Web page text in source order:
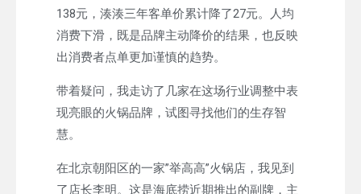
138元，湊湊三年客单价累计降了27元。人均
消费下滑，既是品牌主动降价的结果，也反映
出消费者点单更加谨慎的趋势。
带着疑问，我走访了几家在这场行业调整中表
现亮眼的火锅品牌，试图寻找他们的生存智
慧。
在北京朝阳区的一家”举高高”火锅店，我见到
了店长李明。这是海底捞近期推出的副牌，主